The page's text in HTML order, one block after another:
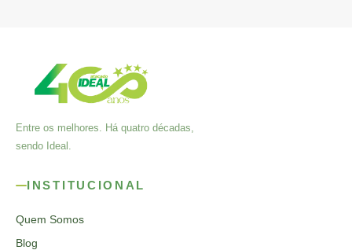
Entre os melhores. Há quatro décadas,
sendo Ideal.
INSTITUCIONAL
Quem Somos
Blog